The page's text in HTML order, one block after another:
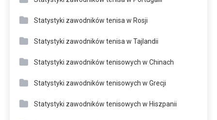
Statystyki zawodników tenisa w Rosji
Statystyki zawodników tenisa w Tajlandii
Statystyki zawodników tenisowych w Chinach
Statystyki zawodników tenisowych w Grecji
Statystyki zawodników tenisowych w Hiszpanii